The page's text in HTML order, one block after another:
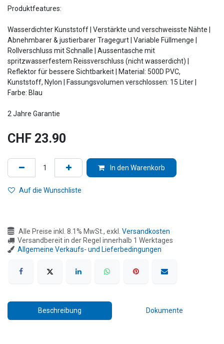
Produktfeatures:
Wasserdichter Kunststoff | Verstärkte und verschweisste Nähte |
Abnehmbarer & justierbarer Tragegurt | Variable Füllmenge |
Rollverschluss mit Schnalle | Aussentasche mit
spritzwasserfestem Reissverschluss (nicht wasserdicht) |
Reflektor für bessere Sichtbarkeit | Material: 500D PVC,
Kunststoff, Nylon | Fassungsvolumen verschlossen: 15 Liter |
Farbe: Blau
2 Jahre Garantie
CHF 23.90
In den Warenkorb
Auf die Wunschliste
Alle Preise inkl. 8.1% MwSt., exkl. Versandkosten
Versandbereit in der Regel innerhalb 1 Werktages
Allgemeine Verkaufs- und Lieferbedingungen
Beschreibung Dokumente